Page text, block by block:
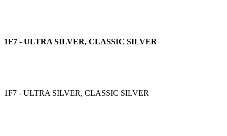
1F7 - ULTRA SILVER, CLASSIC SILVER
1F7 - ULTRA SILVER, CLASSIC SILVER